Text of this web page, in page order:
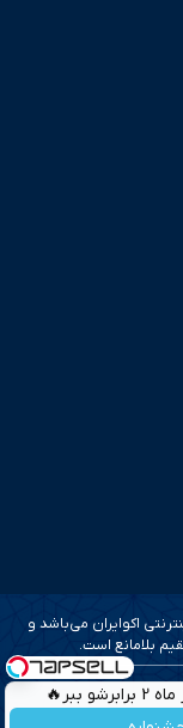
اکوایران می‌باشد و
بلامانع است.